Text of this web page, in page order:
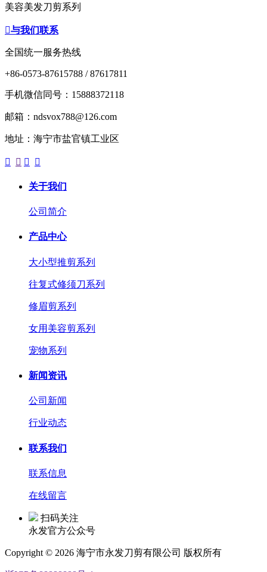
美容美发刀剪系列
与我们联系
全国统一服务热线
+86-0573-87615788 / 87617811
手机微信同号：15888372118
邮箱：ndsvox788@126.com
地址：海宁市盐官镇工业区
   
关于我们
公司简介
产品中心
大小型推剪系列
往复式修须刀系列
修眉剪系列
女用美容剪系列
宠物系列
新闻资讯
公司新闻
行业动态
联系我们
联系信息
在线留言
扫码关注
永发官方公众号
Copyright © 2026 海宁市永发刀剪有限公司 版权所有